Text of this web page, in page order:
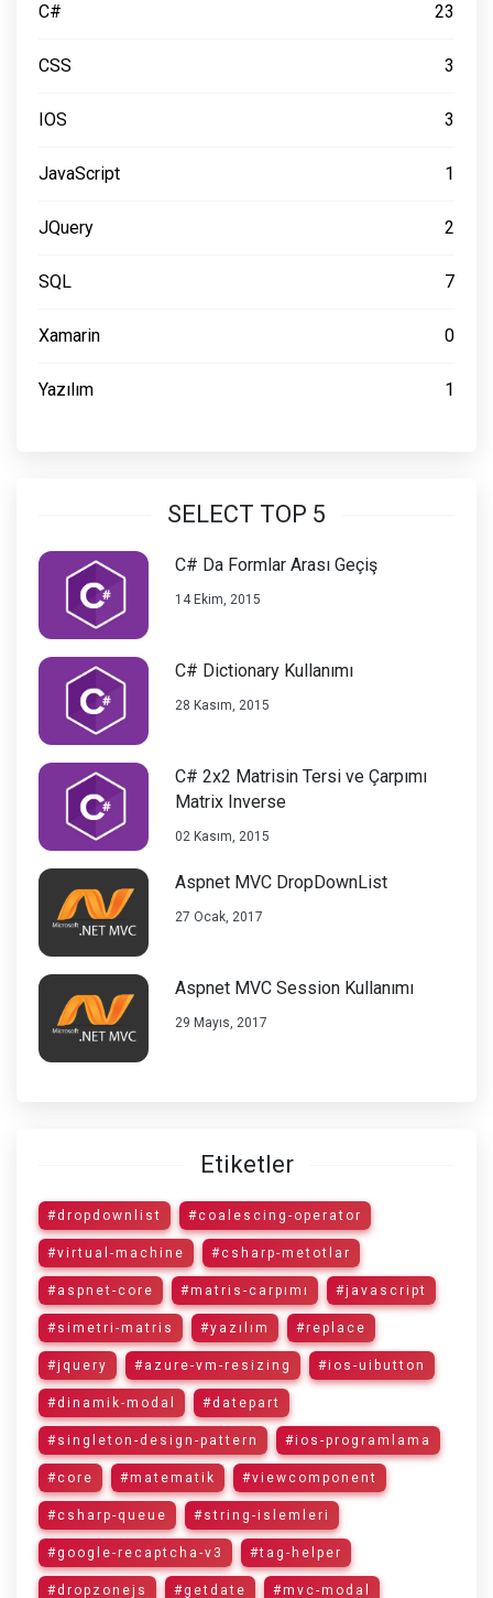
C# 23
CSS 3
IOS 3
JavaScript 1
JQuery 2
SQL 7
Xamarin 0
Yazılım 1
SELECT TOP 5
C# Da Formlar Arası Geçiş
14 Ekim, 2015
C# Dictionary Kullanımı
28 Kasım, 2015
C# 2x2 Matrisin Tersi ve Çarpımı
Matrix Inverse
02 Kasım, 2015
Aspnet MVC DropDownList
27 Ocak, 2017
Aspnet MVC Session Kullanımı
29 Mayıs, 2017
Etiketler
#dropdownlist #coalescing-operator
#virtual-machine #csharp-metotlar
#aspnet-core #matris-carpımı #javascript
#simetri-matris #yazılım #replace
#jquery #azure-vm-resizing #ios-uibutton
#dinamik-modal #datepart
#singleton-design-pattern #ios-programlama
#core #matematik #viewcomponent
#csharp-queue #string-islemleri
#google-recaptcha-v3 #tag-helper
#dropzonejs #getdate #mvc-modal